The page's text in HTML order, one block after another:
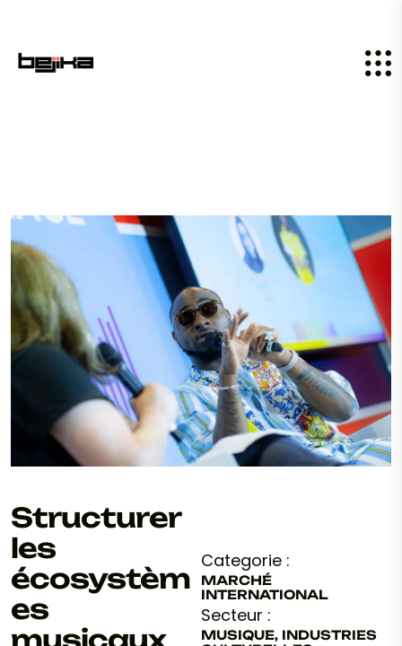
Structurer
les
écosystèm
es
musicaux
Categorie :
MARCHÉ
INTERNATIONAL
Secteur :
MUSIQUE, INDUSTRIES